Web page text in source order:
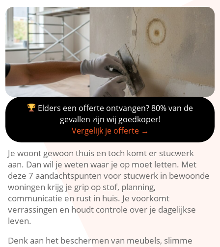
Elders een offerte ontvangen? 80% van de
gevallen zijn wij goedkoper!
Vergelijk je offerte →
Je woont gewoon thuis en toch komt er stucwerk
aan.​ Dan wil je weten waar je op moet letten.​ Met
deze 7 aandachtspunten voor stucwerk in bewoonde
woningen krijg je grip op stof, planning,
communicatie en rust in huis.​ Je voorkomt
verrassingen en houdt controle over je dagelijkse
leven.​
Denk aan het beschermen van meubels, slimme